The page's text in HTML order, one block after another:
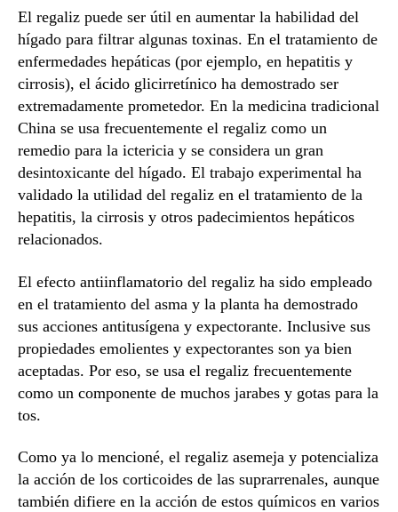
El regaliz puede ser útil en aumentar la habilidad del
hígado para filtrar algunas toxinas. En el tratamiento de
enfermedades hepáticas (por ejemplo, en hepatitis y
cirrosis), el ácido glicirretínico ha demostrado ser
extremadamente prometedor. En la medicina tradicional
China se usa frecuentemente el regaliz como un
remedio para la ictericia y se considera un gran
desintoxicante del hígado. El trabajo experimental ha
validado la utilidad del regaliz en el tratamiento de la
hepatitis, la cirrosis y otros padecimientos hepáticos
relacionados.
El efecto antiinflamatorio del regaliz ha sido empleado
en el tratamiento del asma y la planta ha demostrado
sus acciones antitusígena y expectorante. Inclusive sus
propiedades emolientes y expectorantes son ya bien
aceptadas. Por eso, se usa el regaliz frecuentemente
como un componente de muchos jarabes y gotas para la
tos.
Como ya lo mencioné, el regaliz asemeja y potencializa
la acción de los corticoides de las suprarrenales, aunque
también difiere en la acción de estos químicos en varios